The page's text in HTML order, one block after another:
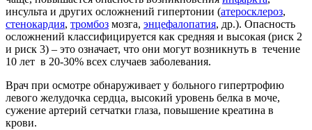
инсульта и других осложнений гипертонии (атеросклероз,
стенокардия, тромбоз мозга, энцефалопатия, др.). Опасность
осложнений классифицируется как средняя и высокая (риск 2
и риск 3) – это означает, что они могут возникнуть в течение
10 лет в 20-30% всех случаев заболевания.
Врач при осмотре обнаруживает у больного гипертрофию
левого желудочка сердца, высокий уровень белка в моче,
сужение артерий сетчатки глаза, повышение креатина в
крови.